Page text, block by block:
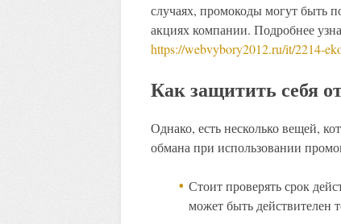
случаях, промокоды могут быть
акциях компании. Подробнее
https://webvybory2012.ru/it/2214-
Как защитить себя
Однако, есть несколько вещей,
обмана при использовании
Стоит проверять срок
может быть действителен